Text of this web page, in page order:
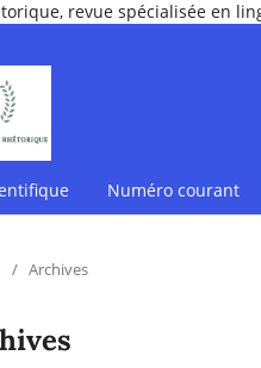
revue spécialisée en
Numéro courant
/ Archives